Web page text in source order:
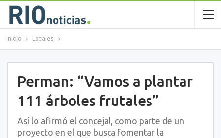
Inicio Locales
Perman: “Vamos a plantar
111 árboles frutales”
Así lo afirmó el concejal, como parte de un
proyecto en el que busca fomentar la